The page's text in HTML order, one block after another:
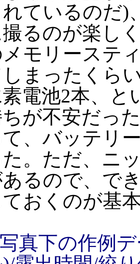
れているのだ)
るのが楽し
モリーステ
まったくら
電池2本、と
が不安だっ
て、バッテリ
た。ただ、ニ
るので、で
ておくのが基
真下の作例